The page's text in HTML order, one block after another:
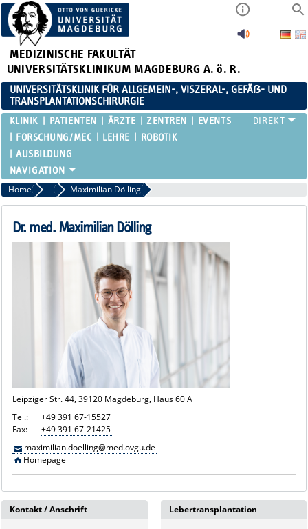
MEDIZINISCHE FAKULTÄT
UNIVERSITÄTSKLINIKUM MAGDEBURG A. ö. R.
UNIVERSITÄTSKLINIK FÜR ALLGEMEIN-, VISZERAL-, GEFÄẞ- UND
TRANSPLANTATIONSCHIRURGIE
KLINIK PATIENTEN ÄRZTE ZENTREN
EVENTS
FORSCHUNG/MEC
LEHRE
ROBOTIK
AUSBILDUNG
Home Assistenzärztinnen / Assistenzärzte
Maximilian Dölling
Dr. med. Maximilian Dölling
Leipziger Str. 44, 39120 Magdeburg, Haus 60 A
Tel.:
+49 391 67-15527
Fax:
+49 391 67-21425
maximilian.doelling@med.ovgu.de
Homepage
Kontakt / Anschrift
Lebertransplantation